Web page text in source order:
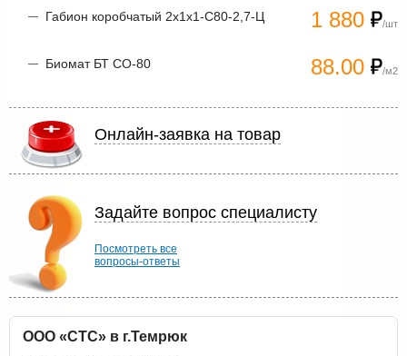
1 880 /шт
Габион коробчатый 2х1х1-С80-2,7-Ц
88.00 /м2
Биомат БТ СО-80
Онлайн-заявка на товар
Задайте вопрос специалисту
Посмотреть все
вопросы-ответы
ООО «СТС» в г.Темрюк